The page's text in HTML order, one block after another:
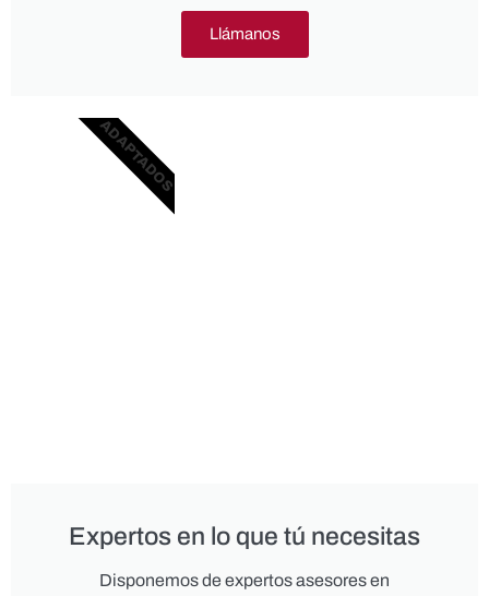
Llámanos
Expertos en lo que tú necesitas
Disponemos de expertos asesores en
ADAPTADOS